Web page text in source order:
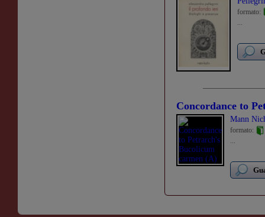
formato:
...
Concordance to
Mann
formato:
...